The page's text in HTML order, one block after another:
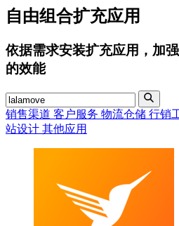
自由组合扩充应用
依据需求安装扩充应用，加
的效能
销售渠道 客户服务 物流仓储 行销
站设计 其他应用